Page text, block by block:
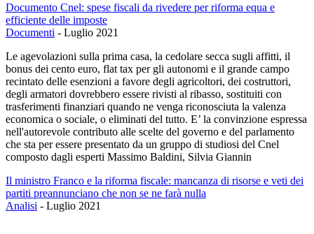
Documento Cnel: spese fiscali da rivedere per riforma equa e
efficiente delle imposte
Documenti - Luglio 2021
Le agevolazioni sulla prima casa, la cedolare secca sugli affitti, il
bonus dei cento euro, flat tax per gli autonomi e il grande campo
recintato delle esenzioni a favore degli agricoltori, dei costruttori,
degli armatori dovrebbero essere rivisti al ribasso, sostituiti con
trasferimenti finanziari quando ne venga riconosciuta la valenza
economica o sociale, o eliminati del tutto. E’ la convinzione espressa
nell'autorevole contributo alle scelte del governo e del parlamento
che sta per essere presentato da un gruppo di studiosi del Cnel
composto dagli esperti Massimo Baldini, Silvia Giannin
Il ministro Franco e la riforma fiscale: mancanza di risorse e veti dei
partiti preannunciano che non se ne farà nulla
Analisi - Luglio 2021